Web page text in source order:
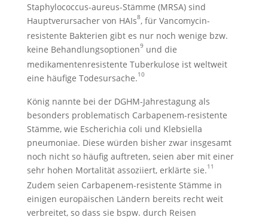
Staphylococcus-aureus-Stämme (MRSA) sind
Hauptverursacher von HAIs8, für Vancomycin-
resistente Bakterien gibt es nur noch wenige bzw.
keine Behandlungsoptionen9 und die
medikamentenresistente Tuberkulose ist weltweit
eine häufige Todesursache.10
König nannte bei der DGHM-Jahrestagung als
besonders proble­ma­tisch Carbapenem-resistente
Stämme, wie Escherichia coli und Klebsiella
pneumoniae. Diese würden bisher zwar insgesamt
noch nicht so häufig auftreten, seien aber mit einer
sehr hohen Mortalität assoziiert, erklärte sie.11
Zudem seien Carbapenem-resistente Stämme in
einigen europäischen Ländern bereits recht weit
verbreitet, so dass sie bspw. durch Reisen